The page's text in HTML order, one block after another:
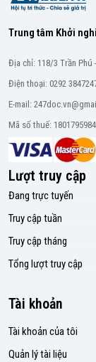
Trung tâm Khởi
Địa chỉ: 118/3 Trần Phú
Điện thoại: 0292
E-mail:
Mã số thuế:
Lượt truy cập
Đang trực tuyến
Truy cập tuần
Truy cập tháng
Tổng lượt truy cập
Tài khoản
Tài khoản của tôi
Quản lý tài liệu